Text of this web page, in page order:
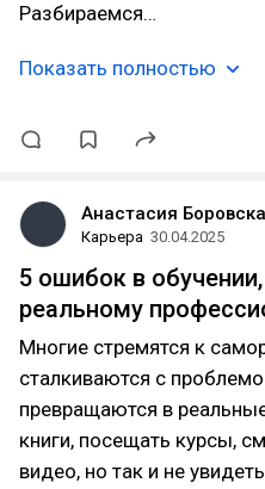
Разбираемся…
Показать полностью
Анастасия
Карьера 30.04.2025
5 ошибок в
реальному
Многие стремятся к
сталкиваются с
превращаются в
книги, посещать курсы,
видео, но так и не